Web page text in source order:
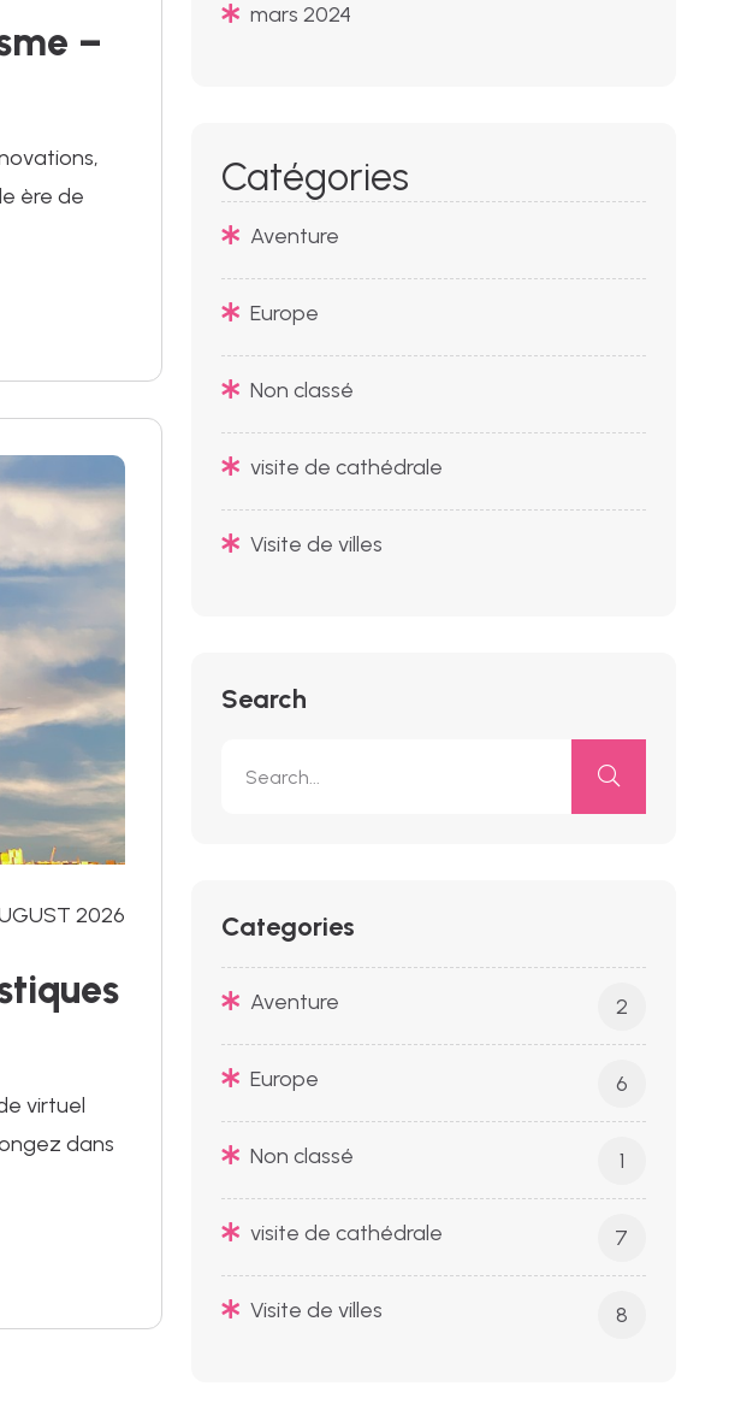
–
ère de
2026
virtuel
dans
mars 2024
Catégories
Aventure
Europe
Non classé
visite de cathédrale
Visite de villes
Search
Categories
Aventure 2
Europe 6
Non classé 1
visite de cathédrale 7
Visite de villes 8